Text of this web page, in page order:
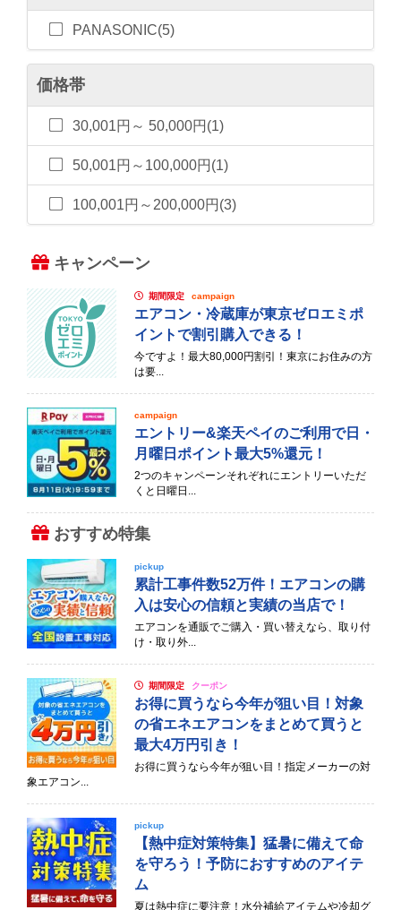
PANASONIC(5)
価格帯
30,001円～ 50,000円(1)
50,001円～100,000円(1)
100,001円～200,000円(3)
キャンペーン
期間限定 campaign
エアコン・冷蔵庫が東京ゼロエミポ
イントで割引購入できる！
今ですよ！最大80,000円割引！東京にお住みの方
は要...
campaign
エントリー&楽天ペイのご利用で日・
月曜日ポイント最大5%還元！
2つのキャンペーンそれぞれにエントリーいただ
くと日曜日...
おすすめ特集
pickup
累計工事件数52万件！エアコンの購
入は安心の信頼と実績の当店で！
エアコンを通販でご購入・買い替えなら、取り付
け・取り外...
期間限定 クーポン
お得に買うなら今年が狙い目！対象
の省エネエアコンをまとめて買うと
最大4万円引き！
お得に買うなら今年が狙い目！指定メーカーの対
象エアコン...
pickup
【熱中症対策特集】猛暑に備えて命
を守ろう！予防におすすめのアイテ
ム
夏は熱中症に要注意！水分補給アイテムや冷却グ